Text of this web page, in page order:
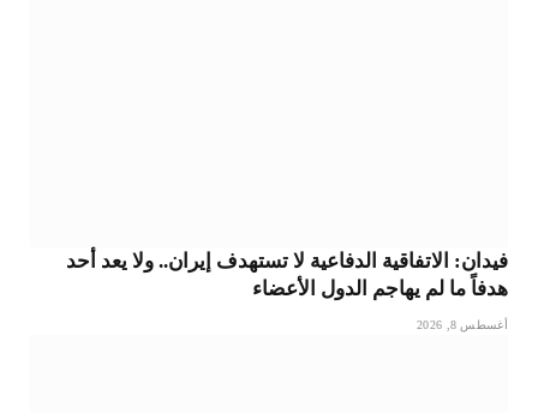
فيدان: الاتفاقية الدفاعية لا تستهدف إيران.. ولا يعد أحد
هدفاً ما لم يهاجم الدول الأعضاء
أغسطس 8, 2026